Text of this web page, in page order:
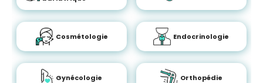
Cosmétologie Endocrinologie
Gynécologie Orthopédie